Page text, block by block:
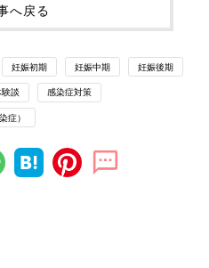
へ戻る
妊娠初期 妊娠中期 妊娠後期
談 感染症対策
症）